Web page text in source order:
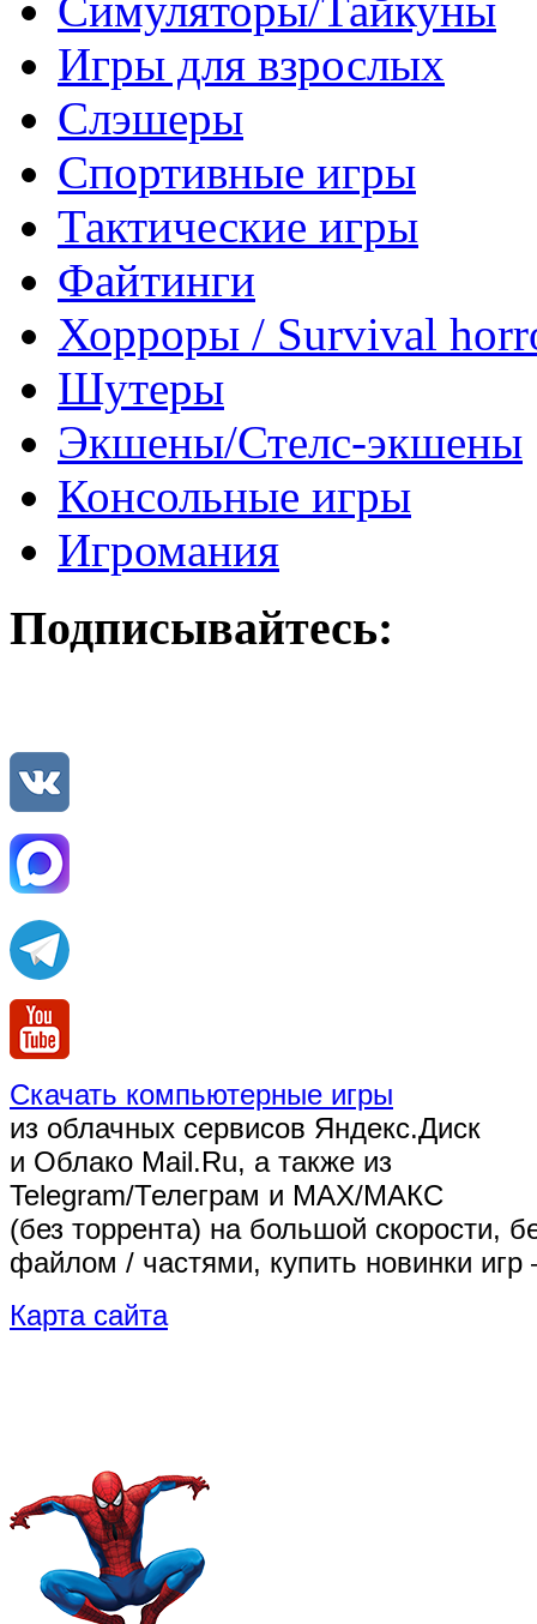
Симуляторы/Тайкуны
Игры для взрослых
Слэшеры
Спортивные игры
Тактические игры
Файтинги
Хорроры / Survival
Шутеры
Экшены/Стелс-экшены
Консольные игры
Игромания
Подписывайтесь:
Скачать компьютерные игры
из облачных сервисов Яндекс.Диск
и Облако Mail.Ru, а также из
Telegram/Телеграм и MAX/МАКС
(без торрента) на большой скорости,
файлом / частями, купить новинки
Карта сайта